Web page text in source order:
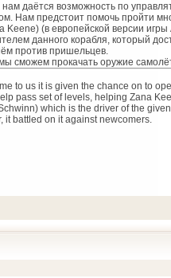
нам даётся возможность по
Нам предстоит помочь пройти
Keene) (в европейской версии
данного корабля, который
против пришельцев.
сможем прокачать оружие
to us it is given the chance on to
pass set of levels, helping Zana
which is the driver of the
it battled on it against newcomers.